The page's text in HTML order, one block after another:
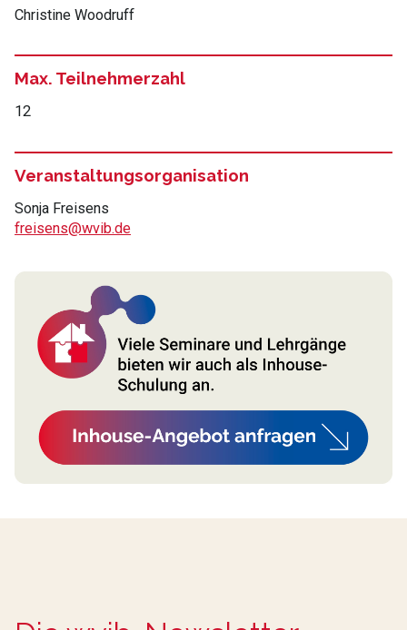
Christine Woodruff
Max. Teilnehmerzahl
12
Veranstaltungsorganisation
Sonja Freisens
freisens@wvib.de